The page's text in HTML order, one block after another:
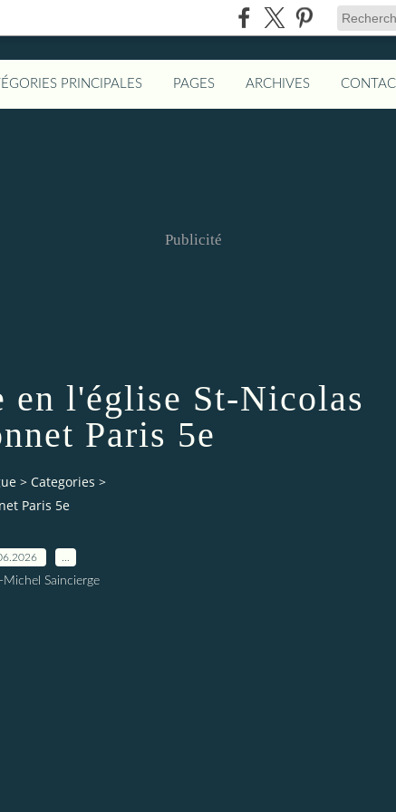
PRINCIPALES PAGES ARCHIVES
Publicité
en l'église St-Nicolas
Paris 5e
> Categories >
Paris 5e
Michel Saincierge